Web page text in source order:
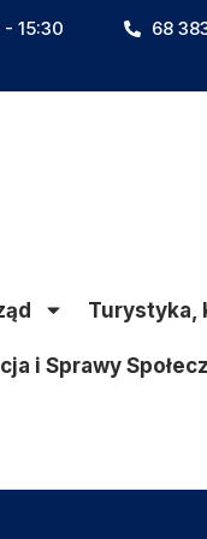
15:30 68
Turystyka,
i Sprawy